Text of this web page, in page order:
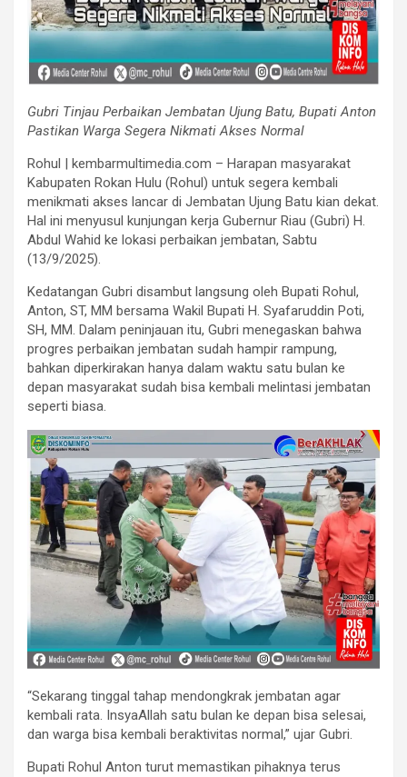
Gubri Tinjau Perbaikan Jembatan Ujung Batu, Bupati Anton
Pastikan Warga Segera Nikmati Akses Normal
Rohul | kembarmultimedia.com – Harapan masyarakat
Kabupaten Rokan Hulu (Rohul) untuk segera kembali
menikmati akses lancar di Jembatan Ujung Batu kian dekat.
Hal ini menyusul kunjungan kerja Gubernur Riau (Gubri) H.
Abdul Wahid ke lokasi perbaikan jembatan, Sabtu
(13/9/2025).
Kedatangan Gubri disambut langsung oleh Bupati Rohul,
Anton, ST, MM bersama Wakil Bupati H. Syafaruddin Poti,
SH, MM. Dalam peninjauan itu, Gubri menegaskan bahwa
progres perbaikan jembatan sudah hampir rampung,
bahkan diperkirakan hanya dalam waktu satu bulan ke
depan masyarakat sudah bisa kembali melintasi jembatan
seperti biasa.
“Sekarang tinggal tahap mendongkrak jembatan agar
kembali rata. InsyaAllah satu bulan ke depan bisa selesai,
dan warga bisa kembali beraktivitas normal,” ujar Gubri.
Bupati Rohul Anton turut memastikan pihaknya terus